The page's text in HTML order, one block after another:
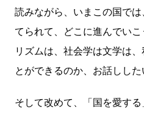
読みながら、いまこの国で
てられて、どこに進んでい
リズムは、社会学は文学は
とができるのか、お話しした
そして改めて、「国を愛す